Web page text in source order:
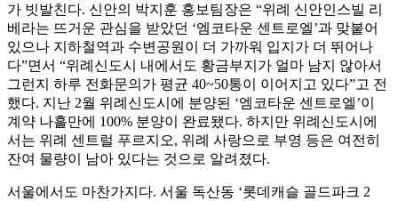
가 빗발친다. 신안의 박지훈 홍보팀장은 “위례 신안인스빌 리
베라는 뜨거운 관심을 받았던 ‘엠코타운 센트로엘’과 맞붙어
있으나 지하철역과 수변공원이 더 가까워 입지가 더 뛰어나
다”면서 “위례신도시 내에서도 황금부지가 얼마 남지 않아서
그런지 하루 전화문의가 평균 40~50통이 이어지고 있다”고 전
했다. 지난 2월 위례신도시에 분양된 ‘엠코타운 센트로엘’이
계약 나흘만에 100% 분양이 완료됐다. 하지만 위례신도시에
서는 위례 센트럴 푸르지오, 위례 사랑으로 부영 등은 여전히
잔여 물량이 남아 있다는 것으로 알려졌다.
서울에서도 마찬가지다. 서울 독산동 ‘롯데캐슬 골드파크 2